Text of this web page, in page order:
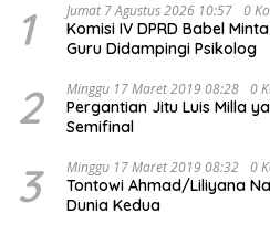
1 Jumat 7 Agustus 2026 10:57 0
Komisi IV DPRD Babel
Guru Didampingi Psikolog
2 Minggu 17 Maret 2019 08:28 0
Pergantian Jitu Luis Milla
Semifinal
3 Minggu 17 Maret 2019 08:32 0
Tontowi Ahmad/Liliyana
Dunia Kedua